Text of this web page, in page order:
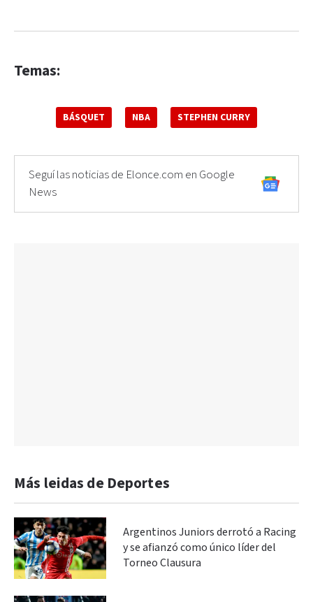
Temas:
BÁSQUET NBA STEPHEN CURRY
Seguí las noticias de Elonce.com en Google
News
Más leidas de Deportes
Argentinos Juniors derrotó a Racing
y se afianzó como único líder del
Torneo Clausura